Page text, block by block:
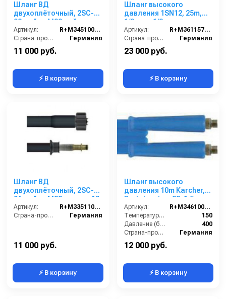
Шланг ВД
двухоплёточный, 2SC-
08, гайка М22-гайка
М22, 20m, 400bar для
PORTOTECNICA,
KRANZLE
Артикул:
R+M345100320
Страна-производитель:
Германия
11 000 руб.
⚡ В корзину
Шланг высокого
давления 1SN12, 25m,
1/2внут-1/2внут,
арматура нерж.сталь
Артикул:
R+M3611576259
Страна-производитель:
Германия
23 000 руб.
⚡ В корзину
Шланг ВД
двухоплёточный, 2SC-
06, гайка М22-штуцер10,
10m, 400bar для
KARCHER
Артикул:
R+M335110310
Страна-производитель:
Германия
11 000 руб.
⚡ В корзину
Шланг высокого
давления 10m Karcher,
Portotecnica, 22х1,5
Артикул:
R+M3461006109
Температура (°C):
150
Давление (бар):
400
Страна-производитель:
Германия
12 000 руб.
⚡ В корзину